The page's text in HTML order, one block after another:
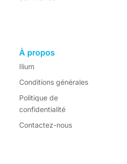
À propos
Ilium
Conditions générales
Politique de
confidentialité
Contactez-nous